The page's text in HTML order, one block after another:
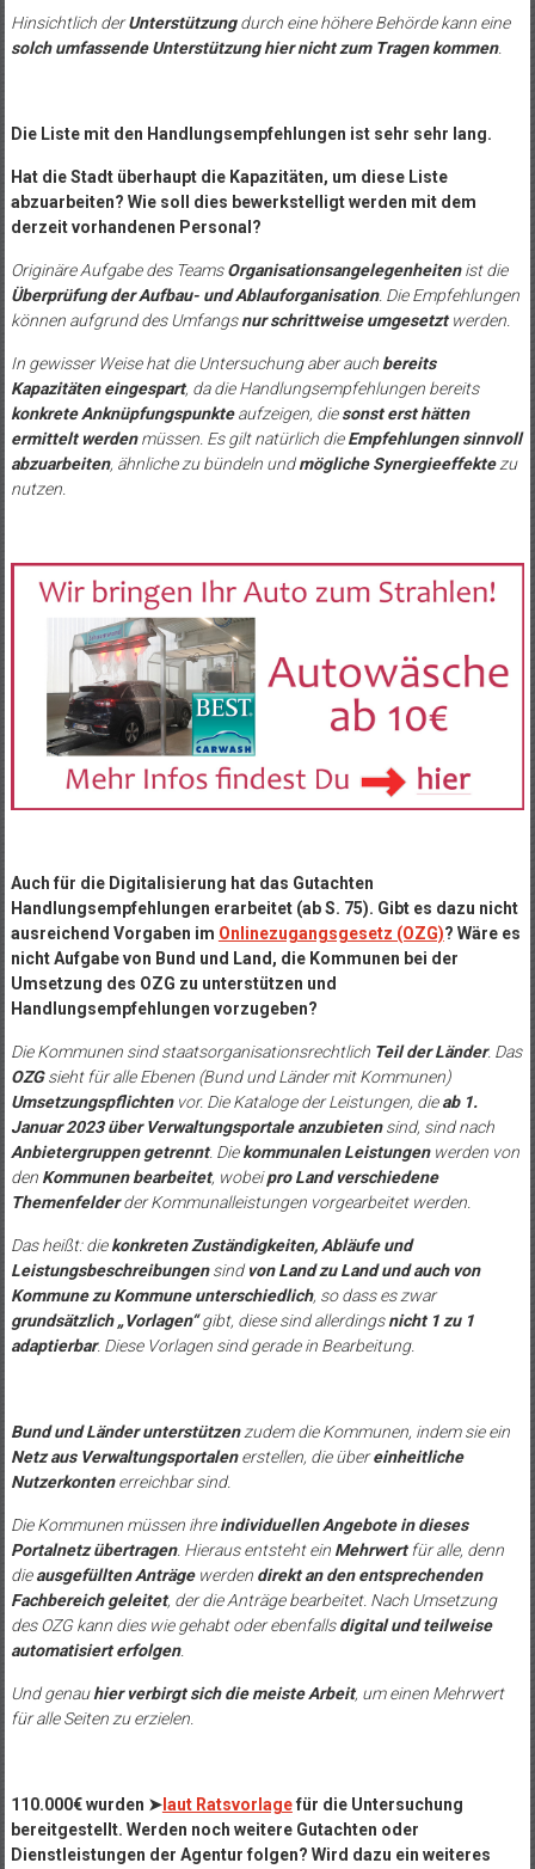
Hinsichtlich derUnterstützungdurch eine höhere Behörde kann eine
solch umfassende Unterstützung hier nicht zum Tragen kommen.
Die Liste mit den Handlungsempfehlungen ist sehr sehr lang.
Hat die Stadt überhaupt die Kapazitäten, um diese Liste
abzuarbeiten? Wie soll dies bewerkstelligt werden mit dem
derzeit vorhandenen Personal?
Originäre Aufgabe des TeamsOrganisationsangelegenheitenist die
Überprüfung der Aufbau- und Ablauforganisation. Die Empfehlungen
können aufgrund des Umfangsnur schrittweise umgesetztwerden.
In gewisser Weise hat die Untersuchung aber auch bereits
Kapazitäten eingespart, da die Handlungsempfehlungen bereits
konkrete Anknüpfungspunkteaufzeigen, diesonst erst hätten
ermittelt werdenmüssen. Es gilt natürlich dieEmpfehlungen sinnvoll
abzuarbeiten, ähnliche zu bündeln undmögliche Synergieeffektezu
nutzen.
Auch für die Digitalisierung hat das Gutachten
Handlungsempfehlungen erarbeitet (ab S. 75). Gibt es dazu nicht
ausreichend Vorgaben im Onlinezugangsgesetz (OZG)? Wäre es
nicht Aufgabe von Bund und Land, die Kommunen bei der
Umsetzung des OZG zu unterstützen und
Handlungsempfehlungen vorzugeben?
Die Kommunen sind staatsorganisationsrechtlich Teil der Länder. Das
OZGsieht für alle Ebenen (Bund und Länder mit Kommunen)
Umsetzungspflichtenvor. Die Kataloge der Leistungen, dieab 1.
Januar 2023 über Verwaltungsportale anzubietensind, sind nach
Anbietergruppen getrennt. Diekommunalen Leistungenwerden von
den Kommunen bearbeitet, wobeipro Land verschiedene
Themenfelderder Kommunalleistungen vorgearbeitet werden.
Das heißt: diekonkreten Zuständigkeiten, Abläufe und
Leistungsbeschreibungensindvon Land zu Land und auch von
Kommune zu Kommune unterschiedlich, so dass es zwar
grundsätzlich „Vorlagen“gibt, diese sind allerdingsnicht 1 zu 1
adaptierbar. Diese Vorlagen sind gerade in Bearbeitung.
Bund und Länder unterstützenzudem die Kommunen, indem sie ein
Netz aus Verwaltungsportalenerstellen, die übereinheitliche
Nutzerkontenerreichbar sind.
Die Kommunen müssen ihreindividuellen Angebote in dieses
Portalnetz übertragen. Hieraus entsteht ein Mehrwertfür alle, denn
dieausgefüllten Anträgewerden direkt an den entsprechenden
Fachbereich geleitet, der die Anträge bearbeitet. Nach Umsetzung
des OZG kann dies wie gehabt oder ebenfallsdigital und teilweise
automatisiert erfolgen.
Und genauhier verbirgt sich die meiste Arbeit, um einen Mehrwert
für alle Seiten zu erzielen.
110.000€ wurden ➤laut Ratsvorlagefür die Untersuchung
bereitgestellt. Werden noch weitere Gutachten oder
Dienstleistungen der Agentur folgen? Wird dazu ein weiteres